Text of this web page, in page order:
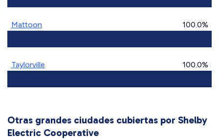
Mattoon 100.0%
Taylorville 100.0%
Otras grandes ciudades cubiertas por Shelby
Electric Cooperative